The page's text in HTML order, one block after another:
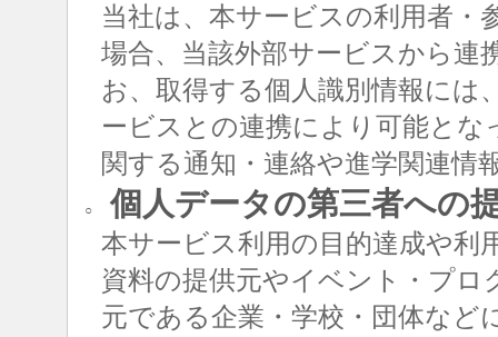
当社は、本サービスの利用者・
場合、当該外部サービスから連
お、取得する個人識別情報には
ービスとの連携により可能と
関する通知・連絡や進学関連情
○ 個人データの第三者への
本サービス利用の目的達成や利
資料の提供元やイベント・プロ
元である企業・学校・団体など